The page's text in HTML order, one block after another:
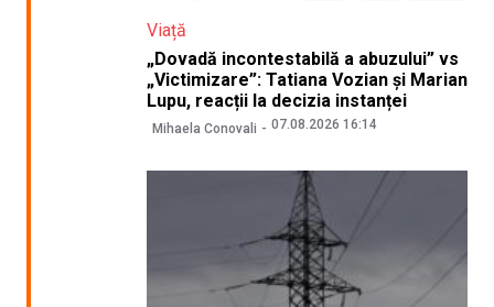
Viață
„Dovadă incontestabilă a abuzului” vs
„Victimizare”: Tatiana Vozian și Marian
Lupu, reacții la decizia instanței
Mihaela Conovali 07.08.2026 16:14